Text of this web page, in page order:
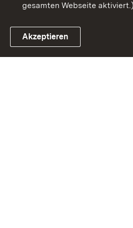
Link zum Landesportal
gesamten Webseite aktiviert.)
Akzeptieren